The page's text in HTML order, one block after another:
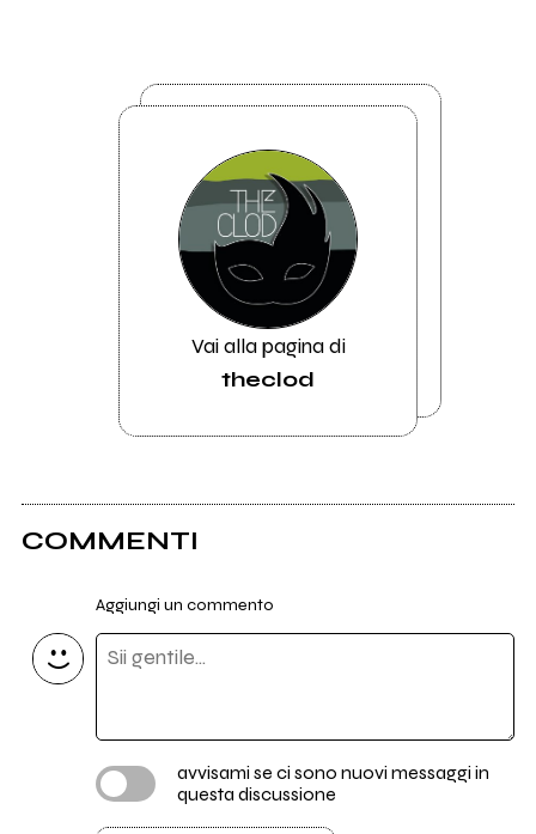
Vai alla pagina di
theclod
COMMENTI
Aggiungi un commento
avvisami se ci sono nuovi messaggi in
questa discussione